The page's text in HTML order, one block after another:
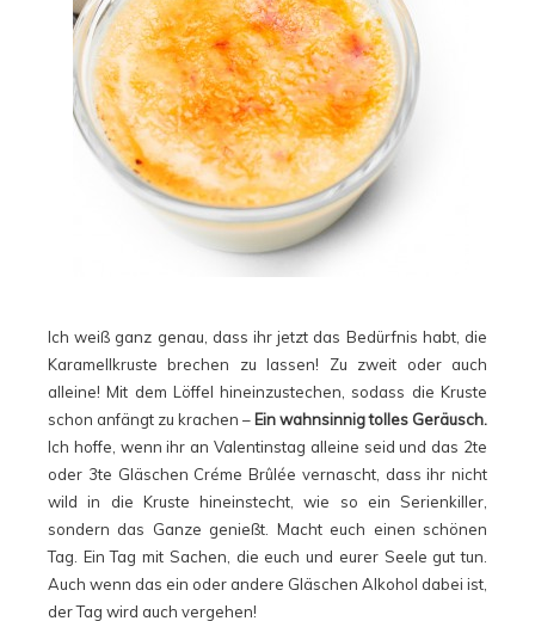
Ich weiß ganz genau, dass ihr jetzt das Bedürfnis habt, die
Karamellkruste brechen zu lassen! Zu zweit oder auch
alleine! Mit dem Löffel hineinzustechen, sodass die Kruste
schon anfängt zu krachen – Ein wahnsinnig tolles Geräusch.
Ich hoffe, wenn ihr an Valentinstag alleine seid und das 2te
oder 3te Gläschen Créme Brûlée vernascht, dass ihr nicht
wild in die Kruste hineinstecht, wie so ein Serienkiller,
sondern das Ganze genießt. Macht euch einen schönen
Tag. Ein Tag mit Sachen, die euch und eurer Seele gut tun.
Auch wenn das ein oder andere Gläschen Alkohol dabei ist,
der Tag wird auch vergehen!